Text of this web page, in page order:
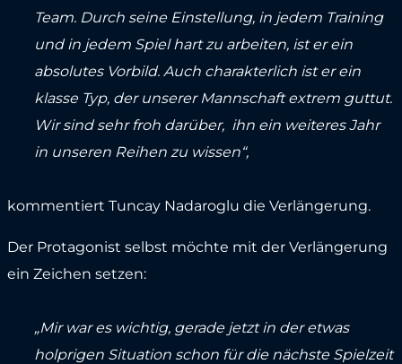
Team. Durch seine Einstellung, in jedem Training
und in jedem Spiel hart zu arbeiten, ist er ein
absolutes Vorbild. Auch charakterlich ist er ein
klasse Typ, der unserer Mannschaft extrem guttut.
Wir sind sehr froh darüber, ihn ein weiteres Jahr
in unseren Reihen zu wissen“,
kommentiert Tuncay Nadaroglu die Verlängerung.
Der Protagonist selbst möchte mit der Verlängerung
ein Zeichen setzen:
„Mir war es wichtig, gerade jetzt in der etwas
holprigen Situation schon für die nächste Spielzeit